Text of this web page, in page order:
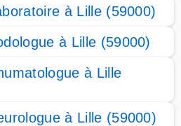
à Lille (59000)
à Lille (59000)
à Lille
à Lille (59000)